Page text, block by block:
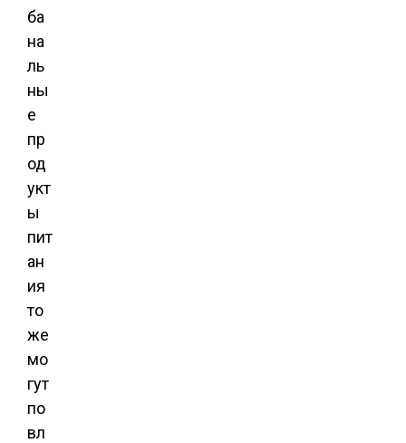
ба
на
ль
ны
е
пр
од
укт
ы
пит
ан
ия
то
же
мо
гут
по
вл